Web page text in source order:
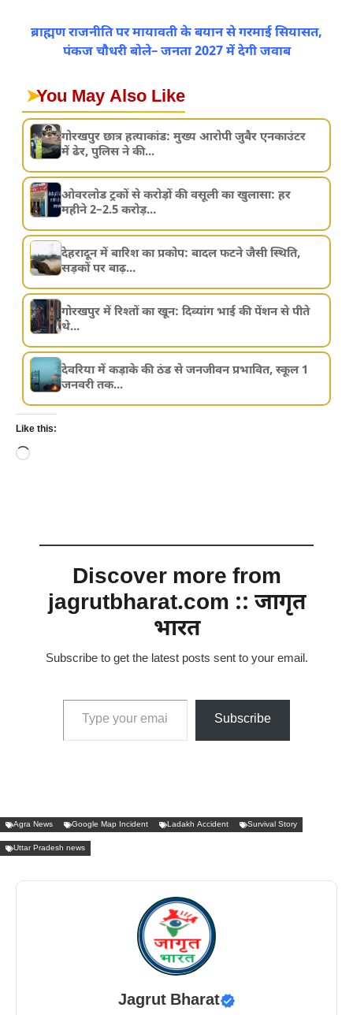
ब्राह्मण राजनीति पर मायावती के बयान से गरमाई सियासत,
पंकज चौधरी बोले– जनता 2027 में देगी जवाब
➤You May Also Like
गोरखपुर छात्र हत्याकांड: मुख्य आरोपी जुबैर एनकाउंटर
में ढेर, पुलिस ने की...
ओवरलोड ट्रकों से करोड़ों की वसूली का खुलासा: हर
महीने 2–2.5 करोड़...
देहरादून में बारिश का प्रकोप: बादल फटने जैसी स्थिति,
सड़कों पर बाढ़...
गोरखपुर में रिश्तों का खून: दिव्यांग भाई की पेंशन से पीते
थे...
देवरिया में कड़ाके की ठंड से जनजीवन प्रभावित, स्कूल 1
जनवरी तक...
Like this:
Loading…
Discover more from
jagrutbharat.com :: जागृत
भारत
Subscribe to get the latest posts sent to your email.
Type your email…
Subscribe
Agra News Google Map Incident Ladakh Accident Survival Story
Uttar Pradesh news
Jagrut Bharat